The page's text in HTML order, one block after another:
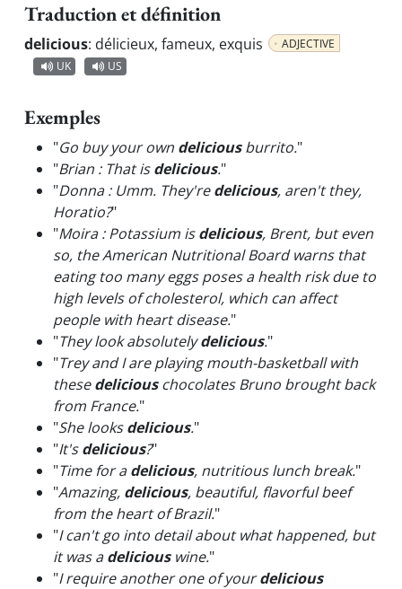
Traduction et définition
delicious: délicieux, fameux, exquis
ADJECTIVE
UK
US
Exemples
"Go buy your own deliciousburrito."
"Brian : That isdelicious."
"Donna : Umm. They'redelicious, aren't they,
Horatio?"
"Moira : Potassium isdelicious, Brent, but even
so, the American Nutritional Board warns that
eating too many eggs poses a health risk due to
high levels of cholesterol, which can affect
people with heart disease."
"They look absolutelydelicious."
"Trey and I are playing mouth-basketball with
thesedeliciouschocolates Bruno brought back
from France."
"She looksdelicious."
"It'sdelicious?"
"Time for adelicious, nutritious lunch break."
"Amazing, delicious, beautiful, flavorful beef
from the heart of Brazil."
"I can't go into detail about what happened, but
it was adeliciouswine."
"I require another one of yourdelicious